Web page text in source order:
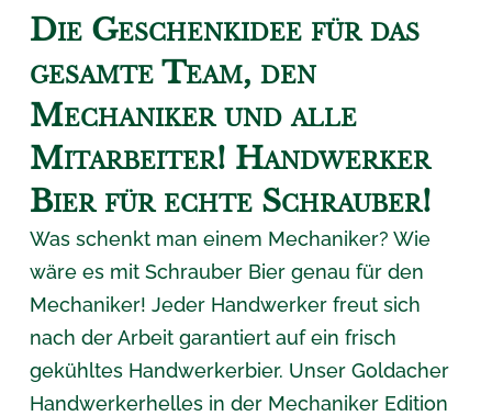
Die Geschenkidee für das
gesamte Team, den
Mechaniker und alle
Mitarbeiter! Handwerker
Bier für echte Schrauber!
Was schenkt man einem Mechaniker? Wie
wäre es mit Schrauber Bier genau für den
Mechaniker! Jeder Handwerker freut sich
nach der Arbeit garantiert auf ein frisch
gekühltes Handwerkerbier. Unser Goldacher
Handwerkerhelles in der Mechaniker Edition